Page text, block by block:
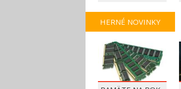
HERNÉ NOVINKY